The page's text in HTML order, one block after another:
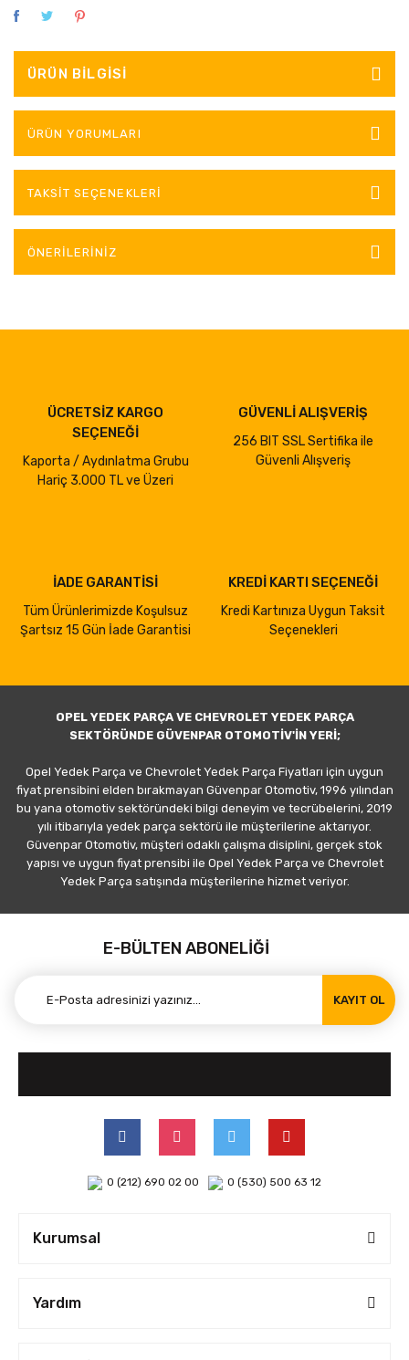
ÜRÜN BILGISI
ÜRÜN YORUMLARI
TAKSIT SEÇENEKLERI
ÖNERILERINIZ
ÜCRETSİZ KARGO
SEÇENEĞİ
Kaporta / Aydınlatma Grubu
Hariç 3.000 TL ve Üzeri
GÜVENLİ ALIŞVERİŞ
256 BIT SSL Sertifika ile
Güvenli Alışveriş
İADE GARANTİSİ
Tüm Ürünlerimizde Koşulsuz
Şartsız 15 Gün İade Garantisi
KREDİ KARTI SEÇENEĞİ
Kredi Kartınıza Uygun Taksit
Seçenekleri
OPEL YEDEK PARÇA VE CHEVROLET YEDEK PARÇA
SEKTÖRÜNDE GÜVENPAR OTOMOTİV'İN YERİ;
Opel Yedek Parça ve Chevrolet Yedek Parça Fiyatları için uygun
fiyat prensibini elden bırakmayan Güvenpar Otomotiv, 1996 yılından
bu yana otomotiv sektöründeki bilgi deneyim ve tecrübelerini, 2019
yılı itibarıyla yedek parça sektörü ile müşterilerine aktarıyor.
Güvenpar Otomotiv, müşteri odaklı çalışma disiplini, gerçek stok
yapısı ve uygun fiyat prensibi ile Opel Yedek Parça ve Chevrolet
Yedek Parça satışında müşterilerine hizmet veriyor.
E-BÜLTEN ABONELİĞİ
KAYIT OL
0 (212) 690 02 00 0 (530) 500 63 12
Kurumsal
Yardım